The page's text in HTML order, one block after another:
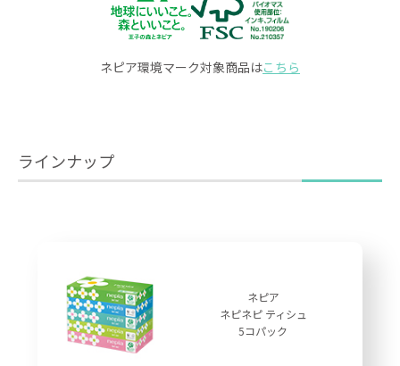
ネピア環境マーク対象商品はこちら
ラインナップ
ネピア
ネピネピ ティシュ
5コパック